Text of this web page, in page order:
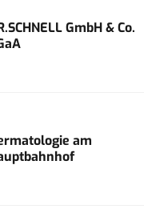
GmbH & Co.
am